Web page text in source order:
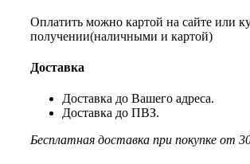
Оплатить можно картой на сайте или
получении(наличными и картой)
Доставка
Доставка до Вашего адреса.
Доставка до ПВЗ.
Бесплатная доставка при покупке от